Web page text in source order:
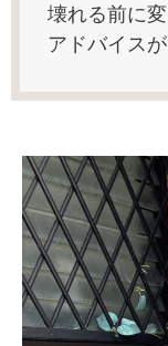
壊れる前に
アドバイス